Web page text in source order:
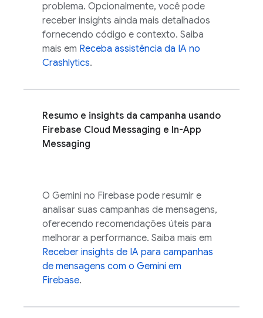
problema. Opcionalmente, você pode
receber insights ainda mais detalhados
fornecendo código e contexto. Saiba
mais em Receba assistência da IA no
Crashlytics.
Resumo e insights da campanha usando
Firebase Cloud Messaging e In-App
Messaging
O Gemini no Firebase pode resumir e
analisar suas campanhas de mensagens,
oferecendo recomendações úteis para
melhorar a performance. Saiba mais em
Receber insights de IA para campanhas
de mensagens com o Gemini em
Firebase.